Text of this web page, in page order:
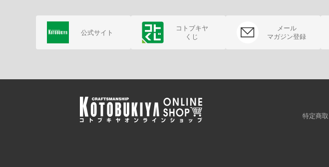
公式サイト
コトブキヤ
くじ
メール
マガジン登録
特定商